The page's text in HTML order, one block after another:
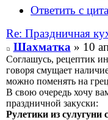
Ответить с
Re: Праздничная
Шахматка » 10
Соглашусь, рецептик
говоря смущает
можно поменять на
В свою очередь хочу
праздничной закуски:
Рулетики из сулугуни